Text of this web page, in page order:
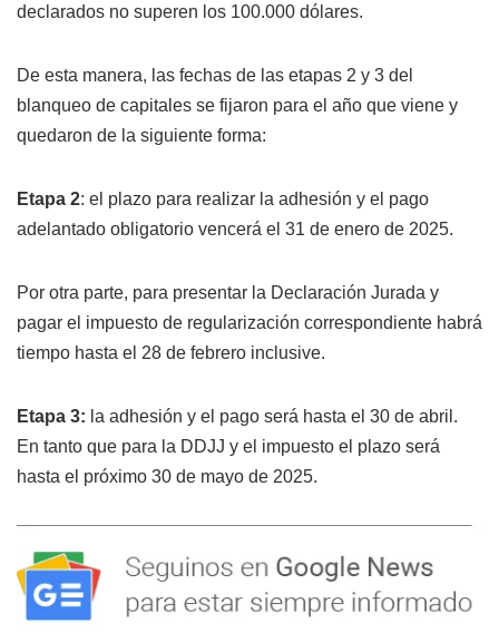
declarados no superen los 100.000 dólares.
De esta manera, las fechas de las etapas 2 y 3 del
blanqueo de capitales se fijaron para el año que viene y
quedaron de la siguiente forma:
Etapa 2: el plazo para realizar la adhesión y el pago
adelantado obligatorio vencerá el 31 de enero de 2025.
Por otra parte, para presentar la Declaración Jurada y
pagar el impuesto de regularización correspondiente habrá
tiempo hasta el 28 de febrero inclusive.
Etapa 3: la adhesión y el pago será hasta el 30 de abril.
En tanto que para la DDJJ y el impuesto el plazo será
hasta el próximo 30 de mayo de 2025.